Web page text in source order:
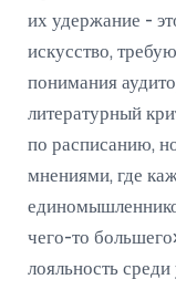
их удержание -
искусство,
понимания
литературный
по расписанию,
мнениями, где
чего-то
лояльность среди